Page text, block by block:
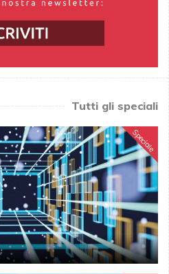
Tutti gli speciali
Speciale